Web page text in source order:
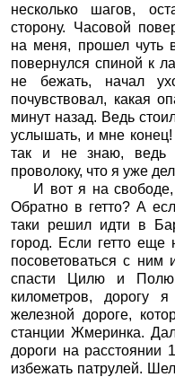
несколько шагов,
сторону. Часовой
на меня, прошел чуть
повернулся спиной к
не бежать, начал
почувствовал, какая
минут назад. Ведь
услышать, и мне
так и не знаю, ведь
проволоку, что я уже
И вот я на
Обратно в гетто? А
таки решил идти в
город. Если гетто еще
посоветоваться с ним
спасти Цилю и
километров,
железной дороге,
станции Жмеринка.
дороги на расстоянии
избежать патрулей.